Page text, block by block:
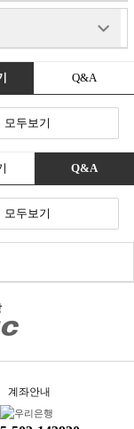
드시 일치하여야 하
은 자동취소 됩니다.
며,
발생됩니다.
이 없는 배송료 입
상실된 경우에는 교
과 다르거나 다르게
사실을 알게 된 날로
손된 경우. 단,
경우는 제외
상실된 경우
치가 현저히
한 경우에 한 합니다.
품등의 가치가
이용해 주시기 바랍
상품반송 비용은 고
주시기바랍니다.
Q&A
모두보기
Q&A
모두보기
계좌안내